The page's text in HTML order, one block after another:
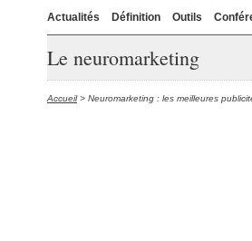
Actualités Définition Outils
Le neuromarketing
Accueil> Neuromarketing : les meilleures